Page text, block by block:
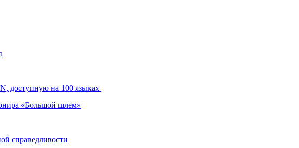
доступную на 100 языках
«Большой шлем»
справедливости